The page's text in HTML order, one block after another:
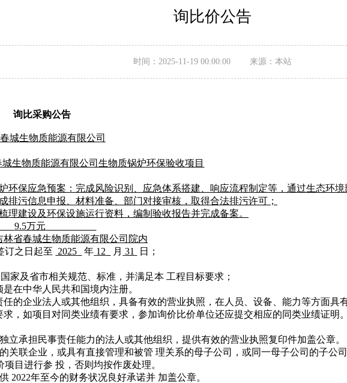
询比价公告
时间：2025-11-19 00:00:00 来源：本站
询比采购公告
城生物质能源有限公司
生物质能源有限公司生物质锅炉环保验收项目
环保应急预案：完成风险识别、应急体系搭建、响应流程制定等，通过生态环境
排污信息申报、材料准备、部门对接审核，取得合法排污许可；
理建设及环保设施运行资料，编制验收报告并完成备案。
9.5万元
林省春城生物质能源有限公司 院内
订之日起至 2025 年 12 月 31
日；
家及省市相关规范、标准，并满足本 工程目标要求；
在中华人民共和国境内注册。
的企业法人或其他组织，具备有效的营业执照，在人员、设备、能力等方面具
，如项目对同类业绩有要求，参加询价比价单位还应提交相应的同类业绩证明。
立承担民事责任能力的法人或其他组织，提供有效的营业执照复印件加盖公章。
关联企业，或具有直接管理和被管 理关系的母子公司，或同一母子公司的子公
目进行参 投，否则均按作废处理。
2022年至今的财务状况良好承诺并 加盖公章。